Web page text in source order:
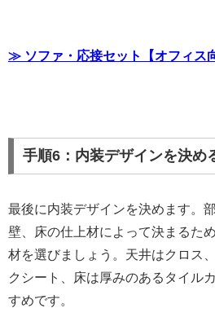
≫ ソファ・応接セット【オフィス
手順6：内装デザインを決め
最後に内装デザインを決めます。
壁、床の仕上材によって決まるた
材を選びましょう。天井はクロス
クシート、床は厚みのあるタイル
すめです。